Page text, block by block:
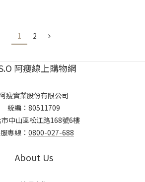
1 2
阿瘦線上購物網
阿瘦實業股份有限公司
統編：80511709
市中山區松江路168號6樓
專線： 0800-027-688
About Us